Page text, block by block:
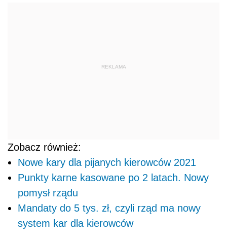
REKLAMA
Zobacz również:
Nowe kary dla pijanych kierowców 2021
Punkty karne kasowane po 2 latach. Nowy
pomysł rządu
Mandaty do 5 tys. zł, czyli rząd ma nowy
system kar dla kierowców